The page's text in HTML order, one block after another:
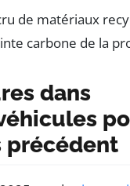
de matériaux
carbone de la
dans
précédent